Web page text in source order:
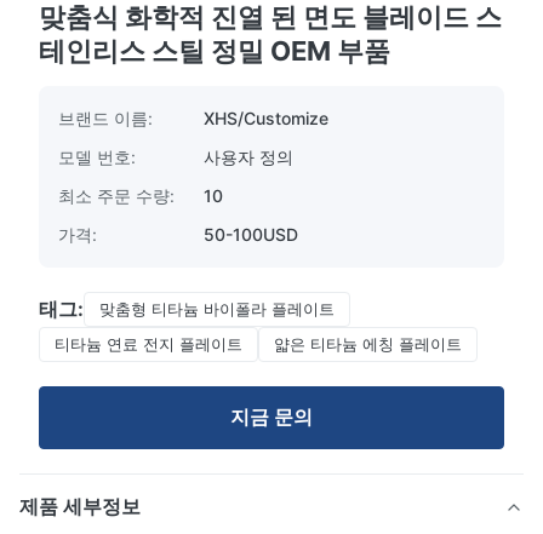
맞춤식 화학적 진열 된 면도 블레이드 스
테인리스 스틸 정밀 OEM 부품
브랜드 이름:
XHS/Customize
모델 번호:
사용자 정의
최소 주문 수량:
10
가격:
50-100USD
태그:
맞춤형 티타늄 바이폴라 플레이트
티타늄 연료 전지 플레이트
얇은 티타늄 에칭 플레이트
지금 문의
제품 세부정보